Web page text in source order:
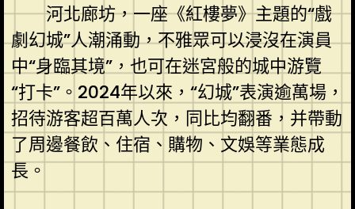
河北廊坊，一座《紅樓夢》主題的“戲
劇幻城”人潮涌動，不雅眾可以浸沒在演員
中“身臨其境”，也可在迷宮般的城中游覽
“打卡”。2024年以來，“幻城”表演逾萬場，
招待游客超百萬人次，同比均翻番，并帶動
了周邊餐飲、住宿、購物、文娛等業態成
長。